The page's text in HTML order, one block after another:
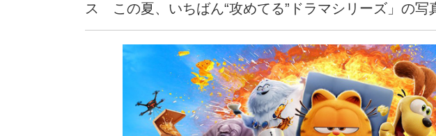
ス この夏、いちばん“攻めてる”ドラマシリーズ」の写